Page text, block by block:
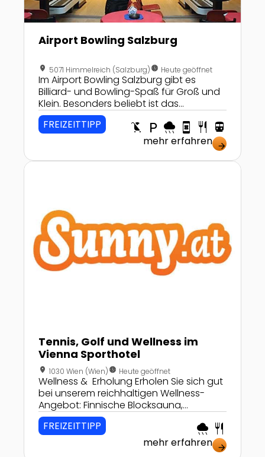
Airport Bowling Salzburg
location_on 5071 Himmelreich (Salzburg)nest_clock_farsight_analog Heute geöffnet
Im Airport Bowling Salzburg gibt es
Billiard- und Bowling-Spaß für Groß und
Klein. Besonders beliebt ist das
aufregende Moonlight Bowling!
FREIZEITTIPP child_friendly local_parking rainy book_online restaurant directions_transit
mehr erfahren arrow_forward
Zur Detailseite von Tennis, Golf und Wellness im
Tennis, Golf und Wellness im
Vienna Sporthotel
location_on 1030 Wien (Wien)nest_clock_farsight_analog Heute geöffnet
Wellness & Erholung Erholen Sie sich gut
bei unserem reichhaltigen Wellness-
Angebot: Finnische Blocksauna,
Damensauna, Sanarium, Dampfbad,
Tiefenwärme, moderne Solarien,
Ruheraum & Massagen! Sport & Spaß
FREIZEITTIPP rainy restaurant
mehr erfahren arrow_forward